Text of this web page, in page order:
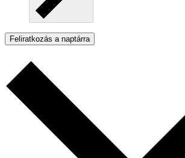
Feliratkozás a naptárra